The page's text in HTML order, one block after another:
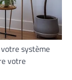
système
votre